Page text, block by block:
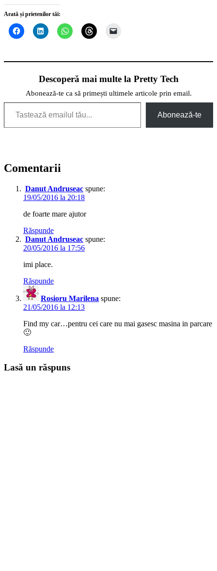
Arată și prietenilor tăi:
Descoperă mai multe la Pretty Tech
Abonează-te ca să primești ultimele articole prin email.
Tastează emailul tău...
Abonează-te
Comentarii
Danut Andruseac spune:
19/05/2016 la 20:18
de foarte mare ajutor
Răspunde
Danut Andruseac spune:
20/05/2016 la 17:56
imi place.
Răspunde
Rosioru Marilena spune:
21/05/2016 la 12:13
Find my car…pentru cei care nu mai gasesc masina in parcare
🙂
Răspunde
Lasă un răspuns